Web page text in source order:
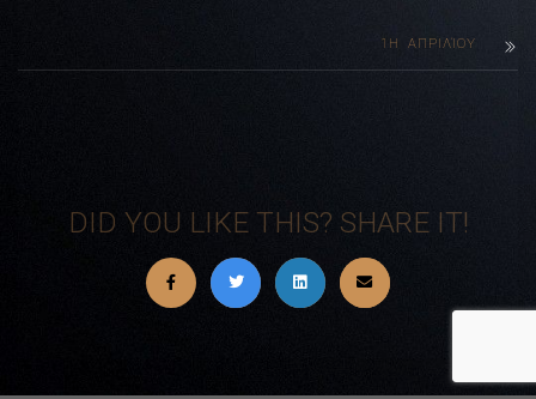
1Η ΑΠΡΙΛΊΟΥ
DID YOU LIKE THIS? SHARE IT!